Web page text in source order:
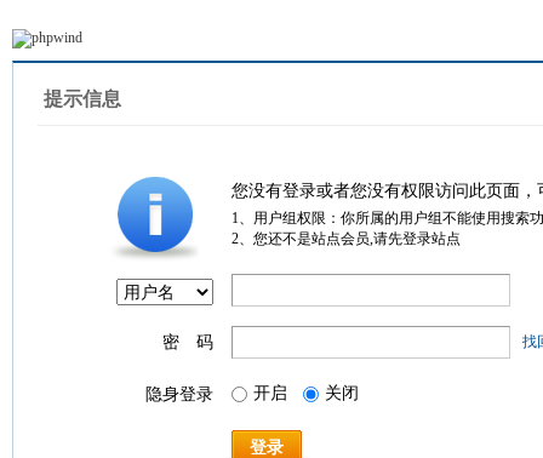
提示信息
您没有登录或者您没有权限访问此页面
1、用户组权限：你所属的用户组不能使用搜索
2、您还不是站点会员,请先登录站点
密 码 找
隐身登录 开启 关闭
登录